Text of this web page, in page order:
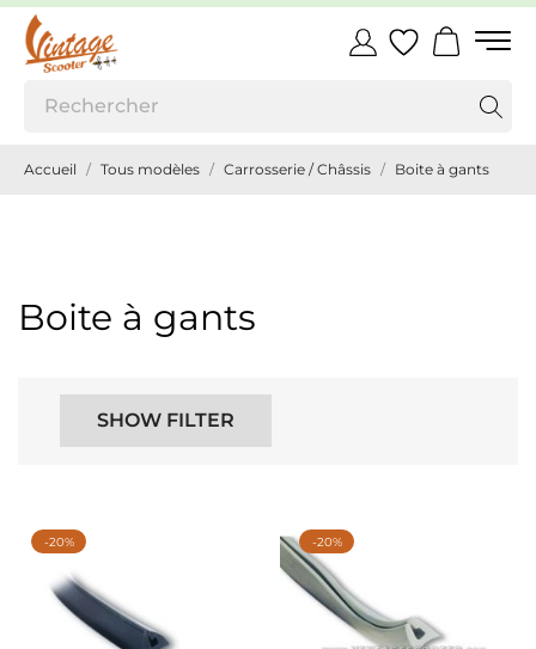
Accueil Tous modèles Carrosserie / Châssis Boite à gants
Boite à gants
SHOW FILTER
-20% -20%